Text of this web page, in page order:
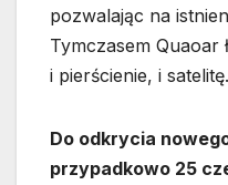
pozwalając na
Tymczasem Quaoar
i pierścienie, i satelitę.
Do odkrycia
przypadkowo 25